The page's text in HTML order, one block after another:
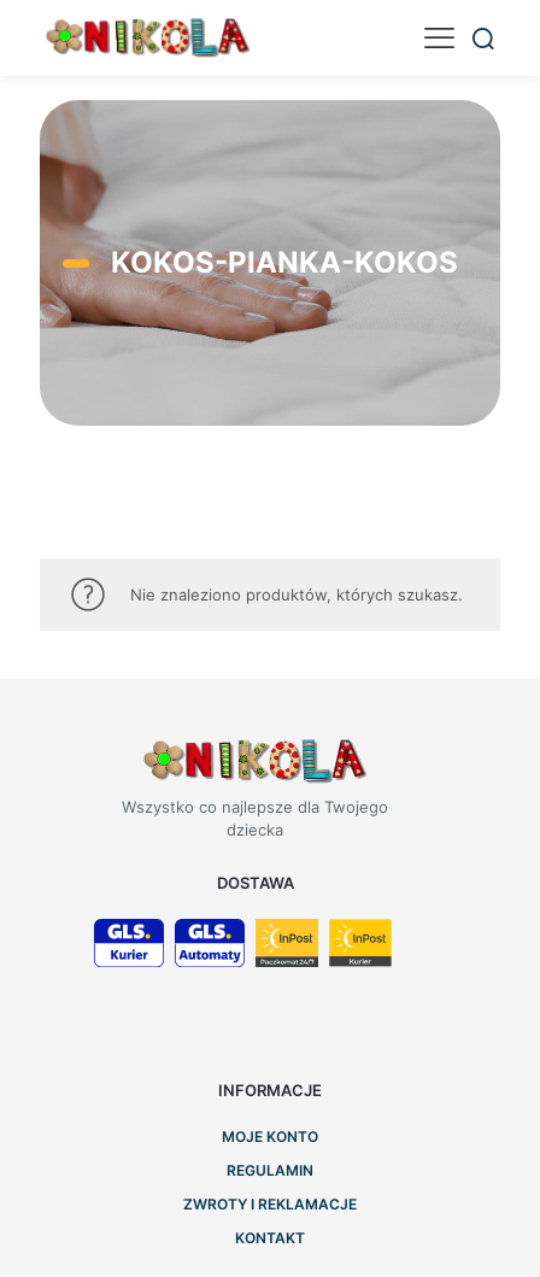
KOKOS-PIANKA-KOKOS
Nie znaleziono produktów, których szukasz.
Wszystko co najlepsze dla Twojego
dziecka
DOSTAWA
INFORMACJE
MOJE KONTO
REGULAMIN
ZWROTY I REKLAMACJE
KONTAKT